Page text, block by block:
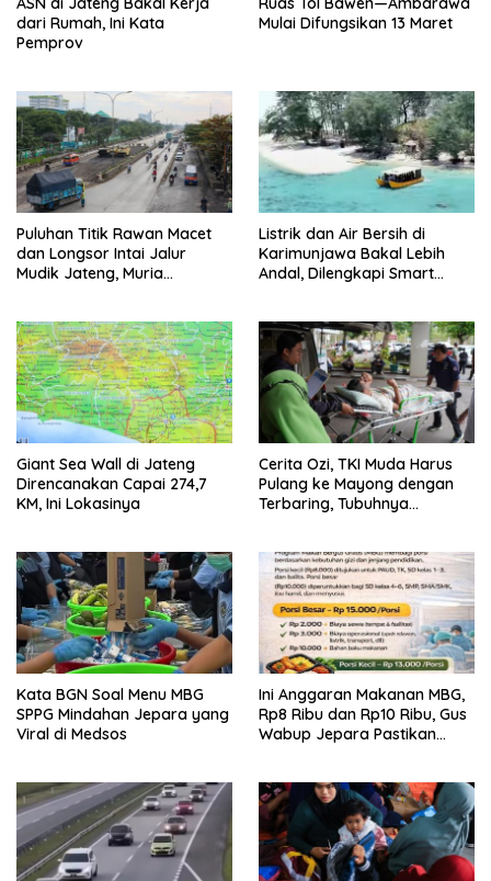
dari Rumah, Ini Kata
Pemprov
Mulai Difungsikan 13 Maret
Puluhan Titik Rawan Macet
dan Longsor Intai Jalur
Mudik Jateng, Muria
Listrik dan Air Bersih di
Karimunjawa Bakal Lebih
Andal, Dilengkapi Smart
Giant Sea Wall di Jateng
Direncanakan Capai 274,7
KM, Ini Lokasinya
Cerita Ozi, TKI Muda Harus
Pulang ke Mayong dengan
Terbaring, Tubuhnya
Kata BGN Soal Menu MBG
SPPG Mindahan Jepara yang
Viral di Medsos
Ini Anggaran Makanan MBG,
Rp8 Ribu dan Rp10 Ribu, Gus
Wabup Jepara Pastikan